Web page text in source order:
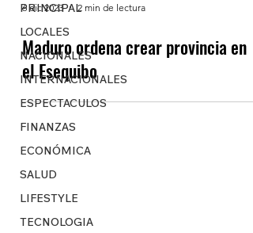
PRINCIPAL
LOCALES
NACIONALES
INTERNACIONALES
ESPECTACULOS
FINANZAS
ECONÓMICA
SALUD
LIFESTYLE
TECNOLOGIA
6 dic 2023 2 min de lectura
Maduro ordena crear provincia en
el Esequibo